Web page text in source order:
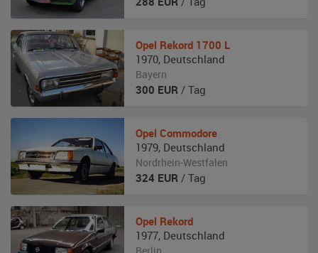
Opel Rekord 1700 L
1970, Deutschland
Bayern
300 EUR / Tag
Opel Commodore
1979, Deutschland
Nordrhein-Westfalen
324 EUR / Tag
Opel Rekord
1977, Deutschland